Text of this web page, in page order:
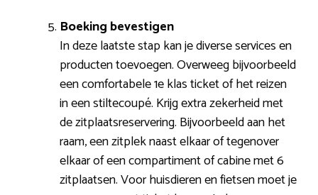
Boeking bevestigen
In deze laatste stap kan je diverse services en
producten toevoegen. Overweeg bijvoorbeeld
een comfortabele 1e klas ticket of het reizen
in een stiltecoupé. Krijg extra zekerheid met
de zitplaatsreservering. Bijvoorbeeld aan het
raam, een zitplek naast elkaar of tegenover
elkaar of een compartiment of cabine met 6
zitplaatsen. Voor huisdieren en fietsen moet je